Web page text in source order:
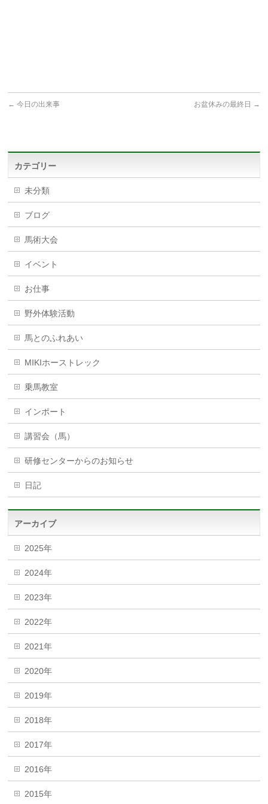
← 今日の出来事 お盆休みの最終日 →
カテゴリー
未分類
ブログ
馬術大会
イベント
お仕事
野外体験活動
馬とのふれあい
MIKIホーストレック
乗馬教室
インポート
講習会（馬）
研修センターからのお知らせ
日記
アーカイブ
2025年
2024年
2023年
2022年
2021年
2020年
2019年
2018年
2017年
2016年
2015年